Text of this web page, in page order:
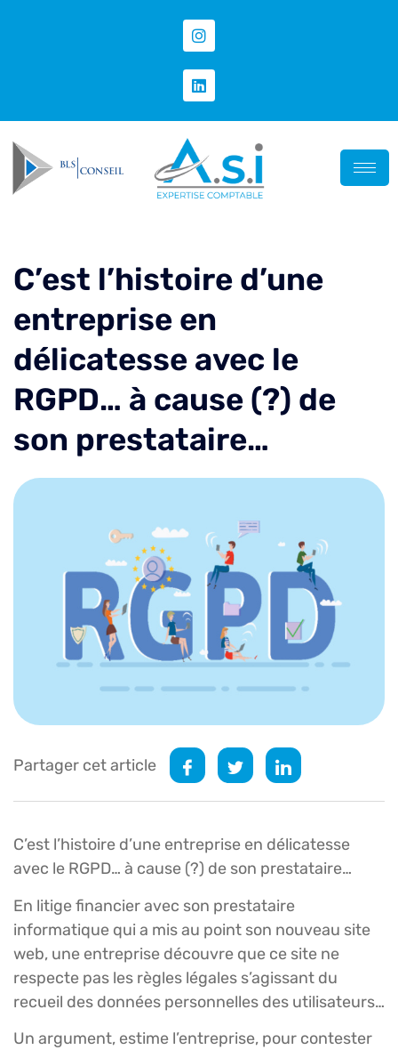
C’est l’histoire d’une
entreprise en
délicatesse avec le
RGPD… à cause (?) de
son prestataire…
Partager cet article
C’est l’histoire d’une entreprise en délicatesse
avec le RGPD… à cause (?) de son prestataire…
En litige financier avec son prestataire
informatique qui a mis au point son nouveau site
web, une entreprise découvre que ce site ne
respecte pas les règles légales s’agissant du
recueil des données personnelles des utilisateurs…
Un argument, estime l’entreprise, pour contester